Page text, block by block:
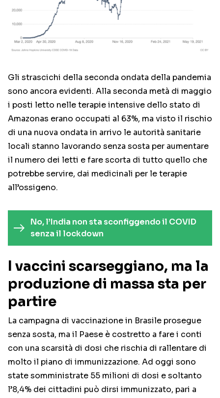
Gli strascichi della seconda ondata della pandemia
sono ancora evidenti. Alla seconda metà di maggio
i posti letto nelle terapie intensive dello stato di
Amazonas erano occupati al 63%, ma visto il rischio
di una nuova ondata in arrivo le autorità sanitarie
locali stanno lavorando senza sosta per aumentare
il numero dei letti e fare scorta di tutto quello che
potrebbe servire, dai medicinali per le terapie
all’ossigeno.
No, l’India non sta sconfiggendo il COVID
senza il lockdown
I vaccini scarseggiano, ma la
produzione di massa sta per
partire
La campagna di vaccinazione in Brasile prosegue
senza sosta, ma il Paese è costretto a fare i conti
con una scarsità di dosi che rischia di rallentare di
molto il piano di immunizzazione. Ad oggi sono
state somministrate 55 milioni di dosi e soltanto
l’8,4% dei cittadini può dirsi immunizzato, pari a